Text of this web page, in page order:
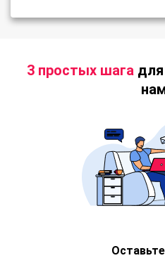
3 простых шагадля